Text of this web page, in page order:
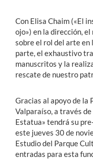
Con Elisa Chaim («El
ojo») en la dirección,
sobre el rol del arte en
parte, el exhaustivo
manuscritos y la
rescate de nuestro
Gracias al apoyo de
Valparaíso, a través
Estatua» tendrá su
este jueves 30 de
Estudio del Parque
entradas para esta